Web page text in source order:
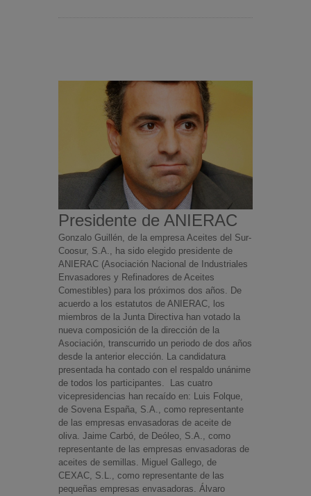
Presidente de ANIERAC
Gonzalo Guillén, de la empresa Aceites del Sur-
Coosur, S.A., ha sido elegido presidente de
ANIERAC (Asociación Nacional de Industriales
Envasadores y Refinadores de Aceites
Comestibles) para los próximos dos años. De
acuerdo a los estatutos de ANIERAC, los
miembros de la Junta Directiva han votado la
nueva composición de la dirección de la
Asociación, transcurrido un periodo de dos años
desde la anterior elección. La candidatura
presentada ha contado con el respaldo unánime
de todos los participantes. Las cuatro
vicepresidencias han recaído en: Luis Folque,
de Sovena España, S.A., como representante
de las empresas envasadoras de aceite de
oliva. Jaime Carbó, de Deóleo, S.A., como
representante de las empresas envasadoras de
aceites de semillas. Miguel Gallego, de
CEXAC, S.L., como representante de las
pequeñas empresas envasadoras. Álvaro